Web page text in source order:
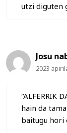
utzi diguten
Josu
2023
“ALFERRIK
hain da
baitugu hori